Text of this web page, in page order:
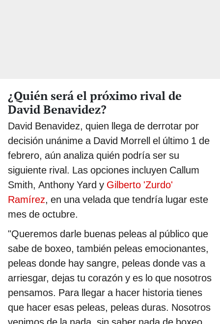
¿Quién será el próximo rival de
David Benavidez?
David Benavidez, quien llega de derrotar por
decisión unánime a David Morrell el último 1 de
febrero, aún analiza quién podría ser su
siguiente rival. Las opciones incluyen Callum
Smith, Anthony Yard y Gilberto 'Zurdo'
Ramírez, en una velada que tendría lugar este
mes de octubre.
"Queremos darle buenas peleas al público que
sabe de boxeo, también peleas emocionantes,
peleas donde hay sangre, peleas donde vas a
arriesgar, dejas tu corazón y es lo que nosotros
pensamos. Para llegar a hacer historia tienes
que hacer esas peleas, peleas duras. Nosotros